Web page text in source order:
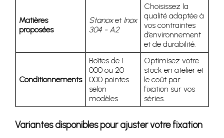
Matières
proposées
Stanoxet Inox
304 - A2
Choisissez la
qualité adaptée à
vos contraintes
d’environnement
et de durabilité.
Conditionnements
Boîtes de 1
000 ou 20
000 pointes
selon
modèles
Optimisez votre
stock en atelier et
le coût par
fixation sur vos
séries.
Variantes disponibles pour ajuster votre fixation